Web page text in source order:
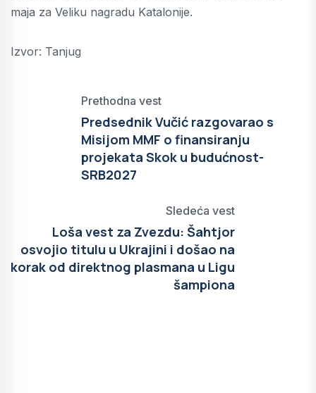
maja za Veliku nagradu Katalonije.
Izvor: Tanjug
Prethodna vest
Predsednik Vučić razgovarao s
Misijom MMF o finansiranju
projekata Skok u budućnost-
SRB2027
Sledeća vest
Loša vest za Zvezdu: Šahtjor
osvojio titulu u Ukrajini i došao na
korak od direktnog plasmana u Ligu
šampiona